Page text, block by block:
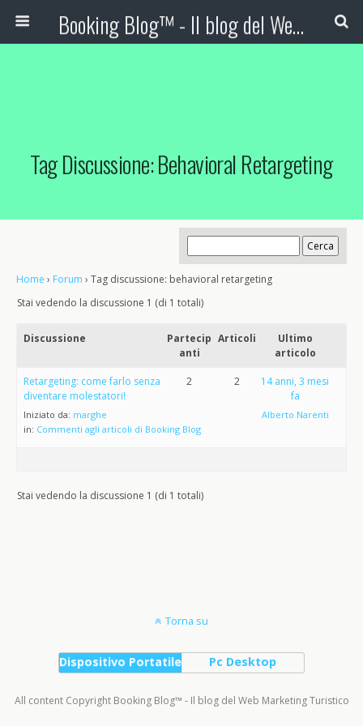
Booking Blog™ - Il blog del Web Marketing Turistico
Tag Discussione: Behavioral Retargeting
Home › Forum › Tag discussione: behavioral retargeting
Stai vedendo la discussione 1 (di 1 totali)
Discussione
Partecip
anti
Articoli
Ultimo
articolo
Retargeting: come farlo senza
diventare molestatori!
Iniziato da: marghe
in: Commenti agli articoli di Booking Blog
2 2
14 anni, 3 mesi
fa
Alberto Narenti
Stai vedendo la discussione 1 (di 1 totali)
Torna su
Dispositivo Portatile Pc Desktop
All content Copyright Booking Blog™ - Il blog del Web Marketing Turistico